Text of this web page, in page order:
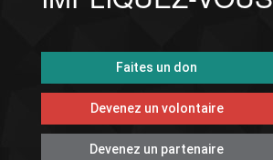
Faites un don
Devenez un volontaire
Devenez un partenaire